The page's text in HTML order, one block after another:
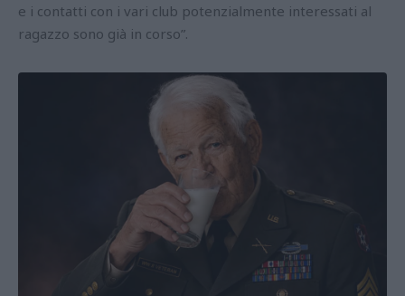
e i contatti con i vari club potenzialmente interessati al
ragazzo sono già in corso”.